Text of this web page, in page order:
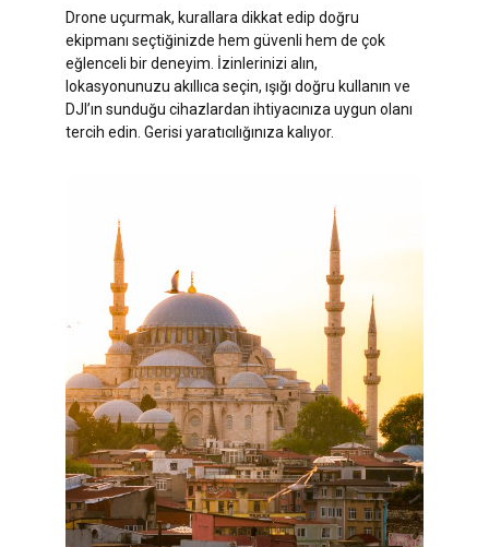
Drone uçurmak, kurallara dikkat edip doğru
ekipmanı seçtiğinizde hem güvenli hem de çok
eğlenceli bir deneyim. İzinlerinizi alın,
lokasyonunuzu akıllıca seçin, ışığı doğru kullanın ve
DJI’ın sunduğu cihazlardan ihtiyacınıza uygun olanı
tercih edin. Gerisi yaratıcılığınıza kalıyor.